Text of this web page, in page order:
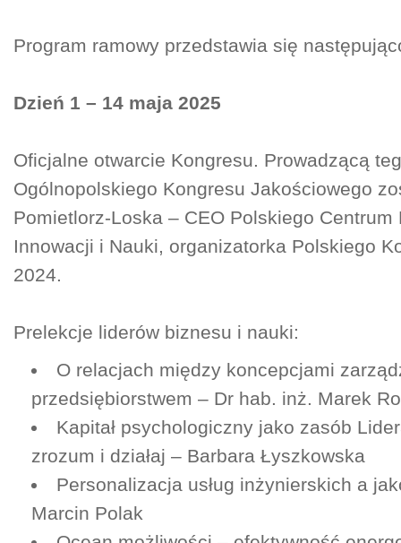
Program ramowy przedstawia się
Dzień 1 – 14 maja 2025
Oficjalne otwarcie Kongresu. Prowadzącą
Ogólnopolskiego Kongresu Jakościowego
Pomietlorz-Loska – CEO Polskiego Centrum
Innowacji i Nauki, organizatorka Polskiego
2024.
Prelekcje liderów biznesu i nauki:
O relacjach między koncepcjami
przedsiębiorstwem – Dr hab. inż. Marek
Kapitał psychologiczny jako zasób
zrozum i działaj – Barbara Łyszkowska
Personalizacja usług inżynierskich a
Marcin Polak